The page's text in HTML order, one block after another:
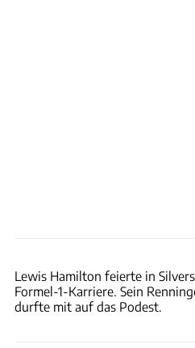
Lewis Hamilton feierte in
Formel-1-Karriere. Sein
durfte mit auf das Podest.